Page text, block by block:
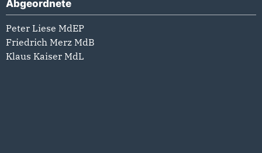
Abgeordnete
Peter Liese MdEP
Friedrich Merz MdB
Klaus Kaiser MdL